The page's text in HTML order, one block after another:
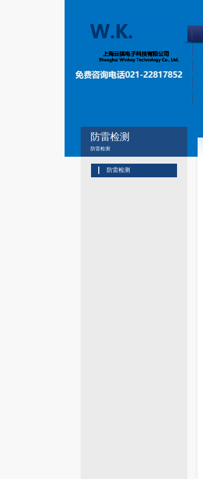
防雷检测
防雷检测
防雷检测